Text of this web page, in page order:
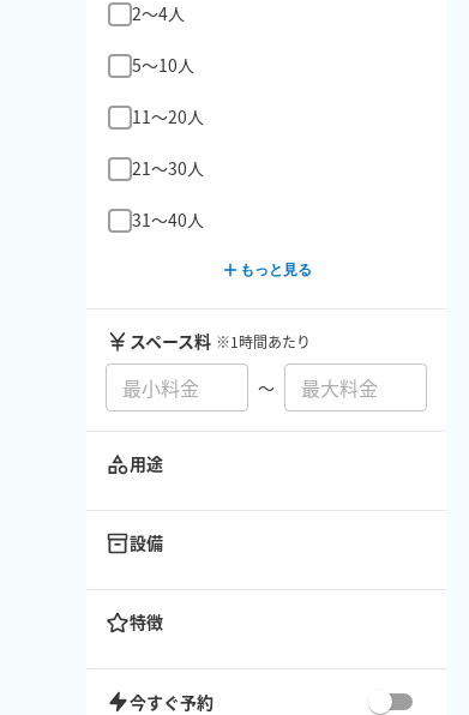
2〜4人
5〜10人
11〜20人
21〜30人
31〜40人
もっと見る
スペース料 ※1時間あたり
〜
用途
設備
特徴
今すぐ予約